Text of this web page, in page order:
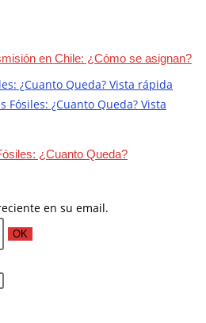
en Chile: ¿Cómo se asignan?
Vista rápida
Vista
¿Cuanto Queda?
en su email.
OK